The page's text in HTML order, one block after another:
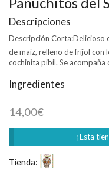
Descripciones
Descripción Corta:Delicioso
de maíz, relleno de frijol con
cochinita pibil. Se acompaña
Ingredientes
14,00€
¡Esta
Tienda: